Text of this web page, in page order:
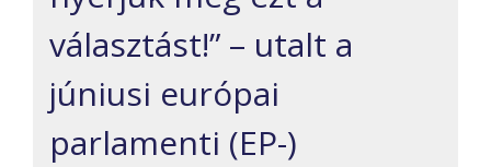
választást!” – utalt a
júniusi európai
parlamenti (EP-)